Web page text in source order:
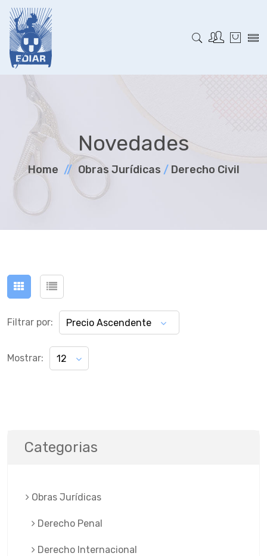
Novedades
Home Obras Jurí­dicas / Derecho Civil
Filtrar por: Precio Ascendente
Mostrar: 12
Categorias
Obras Jurí­dicas
Derecho Penal
Derecho Internacional